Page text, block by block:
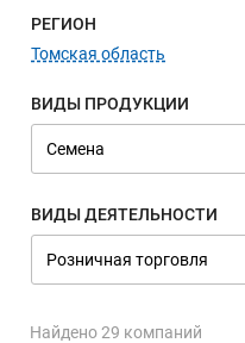
Меню навигации
РЕГИОН
Томская область
ВИДЫ ПРОДУКЦИИ
ВИДЫ ДЕЯТЕЛЬНОСТИ
Найдено 29 компаний